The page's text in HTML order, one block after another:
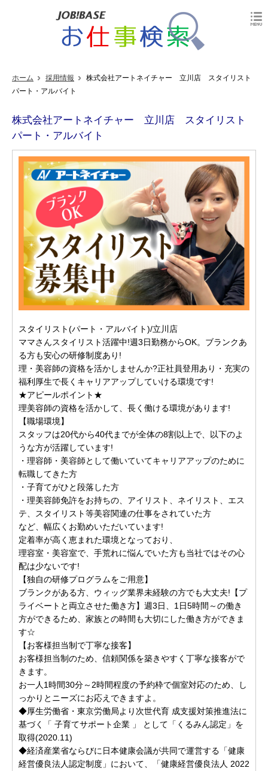
ホーム 採用情報
株式会社アートネイチャー 立川店 スタイリスト
パート・アルバイト
株式会社アートネイチャー 立川店 スタイリスト
パート・アルバイト
スタイリスト(パート・アルバイト)/立川店
ママさんスタイリスト活躍中!週3日勤務からOK。ブランクあ
る方も安心の研修制度あり!
理・美容師の資格を活かしませんか?正社員登用あり・充実の
福利厚生で長くキャリアアップしていける環境です!
★アピールポイント★
理美容師の資格を活かして、長く働ける環境があります!
【職場環境】
スタッフは20代から40代までが全体の8割以上で、以下のよ
うな方が活躍しています!
・理容師・美容師として働いていてキャリアアップのために
転職してきた方
・子育てがひと段落した方
・理美容師免許をお持ちの、アイリスト、ネイリスト、エス
テ、スタイリスト等美容関連の仕事をされていた方
など、幅広くお勤めいただいています!
定着率が高く恵まれた環境となっており、
理容室・美容室で、手荒れに悩んでいた方も当社ではその心
配は少ないです!
【独自の研修プログラムをご用意】
ブランクがある方、ウィッグ業界未経験の方でも大丈夫!【プ
ライベートと両立させた働き方】週3日、1日5時間～の働き
方ができるため、家族との時間も大切にした働き方ができま
す☆
【お客様担当制で丁寧な接客】
お客様担当制のため、信頼関係を築きやすく丁寧な接客がで
きます。
お一人1時間30分～2時間程度の予約枠で個室対応のため、し
っかりとニーズにお応えできますよ。
◆厚生労働省・東京労働局より次世代育 成支援対策推進法に
基づく「 子育てサポート企業 」 として「くるみん認定」を
取得(2020.11)
◆経済産業省ならびに日本健康会議が共同で運営する「健康
経営優良法人認定制度」において、「健康経営優良法人 2022